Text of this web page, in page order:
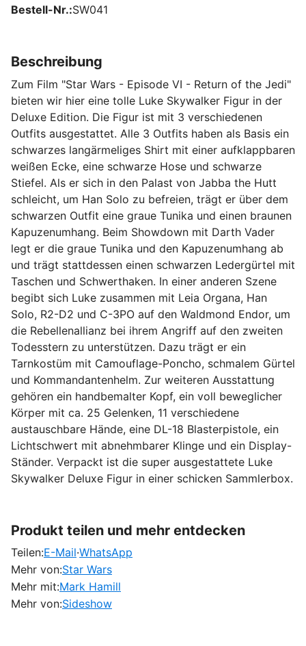
Bestell-Nr. SW041
Beschreibung
Zum Film "Star Wars - Episode VI - Return of the Jedi"
bieten wir hier eine tolle Luke Skywalker Figur in der
Deluxe Edition. Die Figur ist mit 3 verschiedenen
Outfits ausgestattet. Alle 3 Outfits haben als Basis ein
schwarzes langärmeliges Shirt mit einer aufklappbaren
weißen Ecke, eine schwarze Hose und schwarze
Stiefel. Als er sich in den Palast von Jabba the Hutt
schleicht, um Han Solo zu befreien, trägt er über dem
schwarzen Outfit eine graue Tunika und einen braunen
Kapuzenumhang. Beim Showdown mit Darth Vader
legt er die graue Tunika und den Kapuzenumhang ab
und trägt stattdessen einen schwarzen Ledergürtel mit
Taschen und Schwerthaken. In einer anderen Szene
begibt sich Luke zusammen mit Leia Organa, Han
Solo, R2-D2 und C-3PO auf den Waldmond Endor, um
die Rebellenallianz bei ihrem Angriff auf den zweiten
Todesstern zu unterstützen. Dazu trägt er ein
Tarnkostüm mit Camouflage-Poncho, schmalem Gürtel
und Kommandantenhelm. Zur weiteren Ausstattung
gehören ein handbemalter Kopf, ein voll beweglicher
Körper mit ca. 25 Gelenken, 11 verschiedene
austauschbare Hände, eine DL-18 Blasterpistole, ein
Lichtschwert mit abnehmbarer Klinge und ein Display-
Ständer. Verpackt ist die super ausgestattete Luke
Skywalker Deluxe Figur in einer schicken Sammlerbox.
Produkt teilen und mehr entdecken
Teilen:E-Mail·WhatsApp
Mehr von:Star Wars
Mehr mit:Mark Hamill
Mehr von:Sideshow